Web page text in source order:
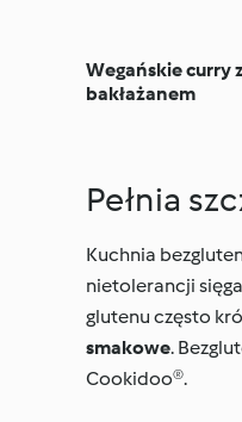
Wegańskie curry
bakłażanem
Pełnia
Kuchnia
nietolerancji
glutenu często
smakowe.
Cookidoo®.